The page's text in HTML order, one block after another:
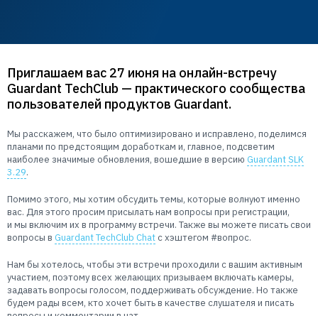
Новости
Экспертиза
Пресс-кит
Приглашаем вас 27 июня на онлайн-встречу
Guardant TechClub — практического сообщества
пользователей продуктов Guardant.
Мы расскажем, что было оптимизировано и исправлено, поделимся
планами по предстоящим доработкам и, главное, подсветим
наиболее значимые обновления, вошедшие в версию Guardant SLK
3.29.
Помимо этого, мы хотим обсудить темы, которые волнуют именно
вас. Для этого просим присылать нам вопросы при регистрации,
и мы включим их в программу встречи. Также вы можете писать свои
вопросы в Guardant TechClub Chat c хэштегом #вопрос.
Нам бы хотелось, чтобы эти встречи проходили с вашим активным
участием, поэтому всех желающих призываем включать камеры,
задавать вопросы голосом, поддерживать обсуждение. Но также
будем рады всем, кто хочет быть в качестве слушателя и писать